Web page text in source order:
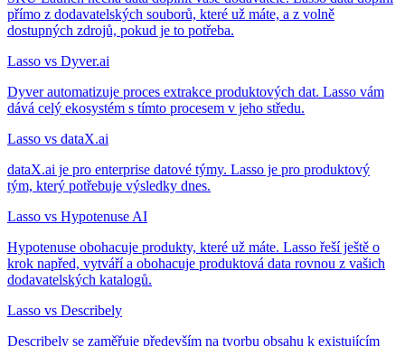
přímo z dodavatelských souborů, které už máte, a z volně
dostupných zdrojů, pokud je to potřeba.
Lasso vs Dyver.ai
Dyver automatizuje proces extrakce produktových dat. Lasso vám
dává celý ekosystém s tímto procesem v jeho středu.
Lasso vs dataX.ai
dataX.ai je pro enterprise datové týmy. Lasso je pro produktový
tým, který potřebuje výsledky dnes.
Lasso vs Hypotenuse AI
Hypotenuse obohacuje produkty, které už máte. Lasso řeší ještě o
krok napřed, vytváří a obohacuje produktová data rovnou z vašich
dodavatelských katalogů.
Lasso vs Describely
Describely se zaměřuje především na tvorbu obsahu k existujícím